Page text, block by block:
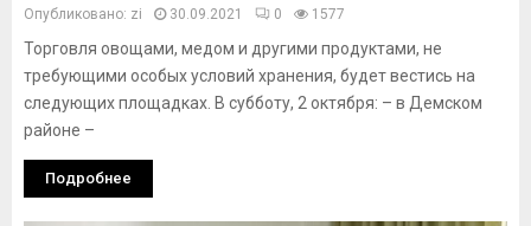
Опубликовано: zi 30.09.2021 0 1577
Торговля овощами, медом и другими продуктами, не
требующими особых условий хранения, будет вестись на
следующих площадках. В субботу, 2 октября: – в Демском
районе –
Подробнее